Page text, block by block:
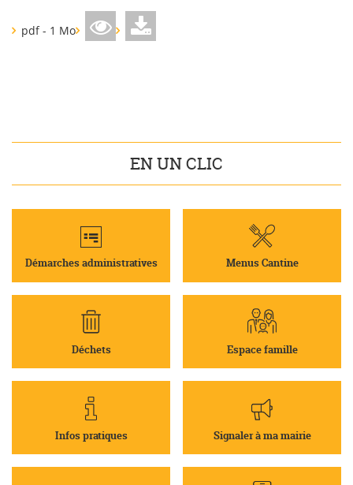
pdf - 1 Mo
EN UN CLIC
Démarches administratives Menus Cantine
Déchets Espace famille
Infos pratiques Signaler à ma mairie